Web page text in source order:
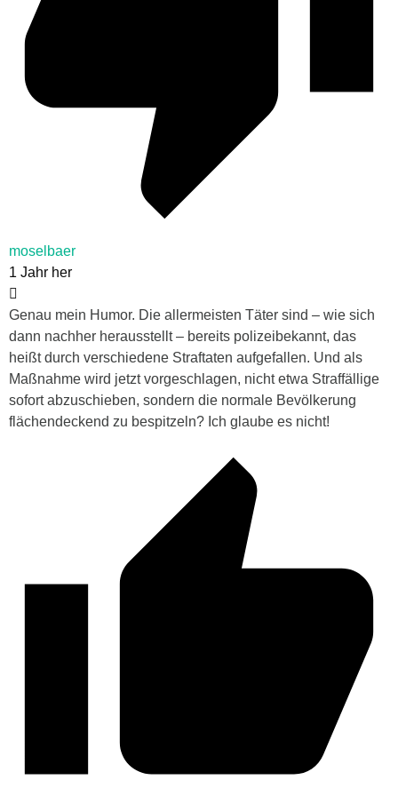
moselbaer
1 Jahr her
Genau mein Humor. Die allermeisten Täter sind – wie sich
dann nachher herausstellt – bereits polizeibekannt, das
heißt durch verschiedene Straftaten aufgefallen. Und als
Maßnahme wird jetzt vorgeschlagen, nicht etwa Straffällige
sofort abzuschieben, sondern die normale Bevölkerung
flächendeckend zu bespitzeln? Ich glaube es nicht!